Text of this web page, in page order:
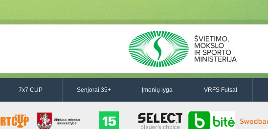
7x7 CUP Senjorai 35+ Įmonių lyga VRFS Futsal